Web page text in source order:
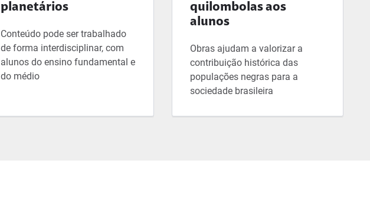
planetários
Conteúdo pode ser trabalhado
de forma interdisciplinar, com
alunos do ensino fundamental e
do médio
quilombolas aos
alunos
Obras ajudam a valorizar a
contribuição histórica das
populações negras para a
sociedade brasileira